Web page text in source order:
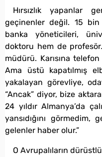
Hırsızlık yapanlar
geçinenler değil. 15
banka yöneticileri,
doktoru hem de
müdürü. Karısına
Ama üstü kapatılmış
yakalayan görevliye,
“Ancak” diyor, bize
24 yıldır Almanya’da
yansıdığını
gelenler haber olur.”
O Avrupalıların